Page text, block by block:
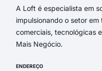
A Loft é especialista em
impulsionando o setor
comerciais, tecnológicas
Mais Negócio.
ENDEREÇO